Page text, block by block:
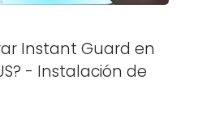
Instant Guard en
- Instalación de